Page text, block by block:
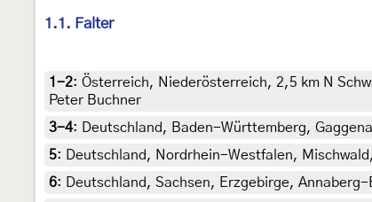
1.1. Falter
1-2: Österreich, Niederösterreich, 2,5 km N
Peter Buchner
3-4: Deutschland, Baden-Württemberg,
5: Deutschland, Nordrhein-Westfalen,
6: Deutschland, Sachsen, Erzgebirge,